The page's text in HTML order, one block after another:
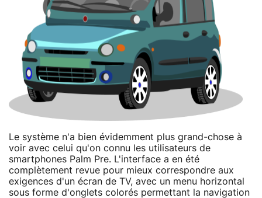
Le système n'a bien évidemment plus grand-chose à
voir avec celui qu'on connu les utilisateurs de
smartphones Palm Pre. L'interface a en été
complètement revue pour mieux correspondre aux
exigences d'un écran de TV, avec un menu horizontal
sous forme d'onglets colorés permettant la navigation